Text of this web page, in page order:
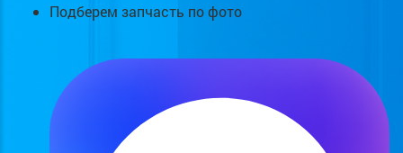
Подберем запчасть по фото